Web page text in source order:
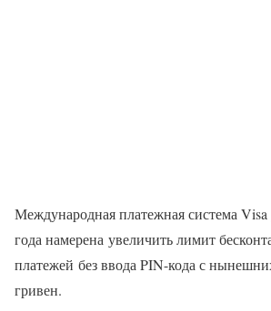
Международная платежная система
года намерена увеличить лимит
платежей без ввода PIN-кода с
гривен.